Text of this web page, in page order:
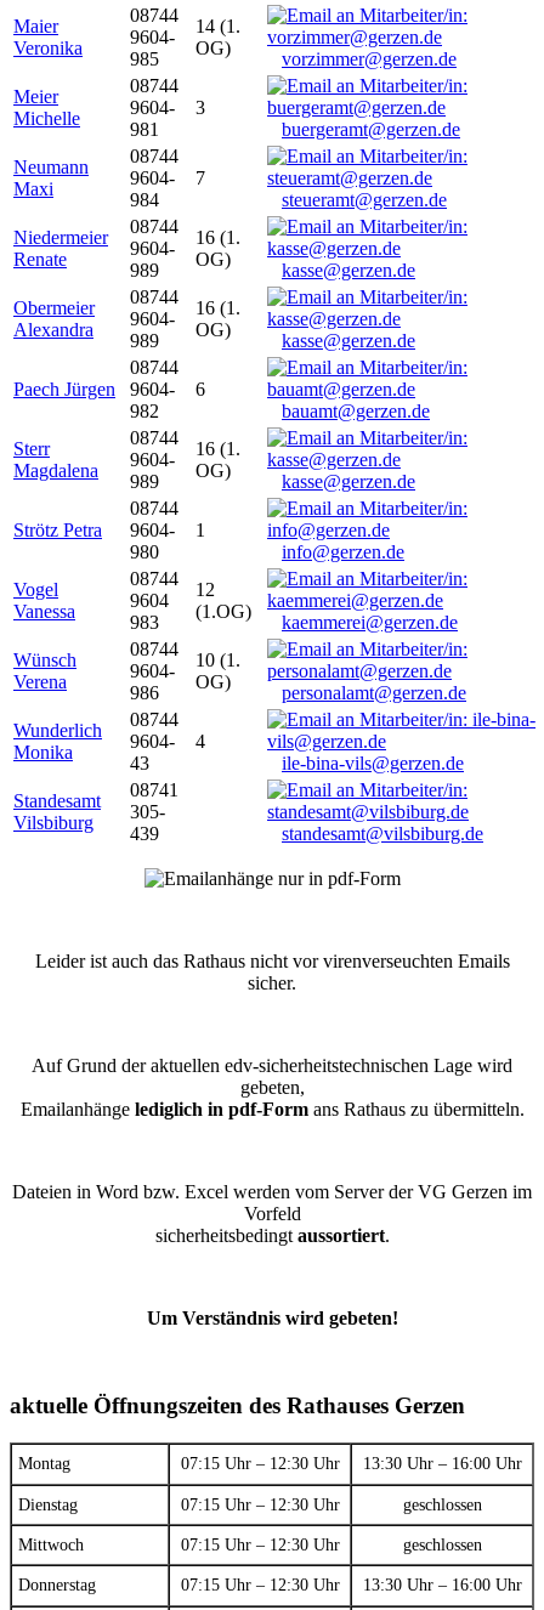
Maier
Veronika
08744
9604-
985
14 (1.
OG)
vorzimmer@gerzen.de
Meier
Michelle
08744
9604-
981
3
buergeramt@gerzen.de
Neumann
Maxi
08744
9604-
984
7
steueramt@gerzen.de
Niedermeier
Renate
08744
9604-
989
16 (1.
OG)
kasse@gerzen.de
Obermeier
Alexandra
08744
9604-
989
16 (1.
OG)
kasse@gerzen.de
Paech Jürgen
08744
9604-
982
6
bauamt@gerzen.de
Sterr
Magdalena
08744
9604-
989
16 (1.
OG)
kasse@gerzen.de
Strötz Petra
08744
9604-
980
1
info@gerzen.de
Vogel
Vanessa
08744
9604
983
12
(1.OG)
kaemmerei@gerzen.de
Wünsch
Verena
08744
9604-
986
10 (1.
OG)
personalamt@gerzen.de
Wunderlich
Monika
08744
9604-
43
4
ile-bina-vils@gerzen.de
Standesamt
Vilsbiburg
08741
305-
439
standesamt@vilsbiburg.de
Leider ist auch das Rathaus nicht vor virenverseuchten Emails
sicher.
Auf Grund der aktuellen edv-sicherheitstechnischen Lage wird
gebeten,
Emailanhänge lediglich in pdf-Formans Rathaus zu übermitteln.
Dateien in Word bzw. Excel werden vom Server der VG Gerzen im
Vorfeld
sicherheitsbedingt aussortiert.
Um Verständnis wird gebeten!
aktuelle Öffnungszeiten des Rathauses Gerzen
Montag 07:15 Uhr – 12:30 Uhr 13:30 Uhr – 16:00 Uhr
Dienstag 07:15 Uhr – 12:30 Uhr geschlossen
Mittwoch 07:15 Uhr – 12:30 Uhr geschlossen
Donnerstag 07:15 Uhr – 12:30 Uhr 13:30 Uhr – 16:00 Uhr